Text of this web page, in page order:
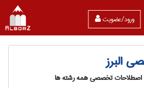
ورود/عضویت
البرز
اصطلاحات تخصصی همه رشته ها